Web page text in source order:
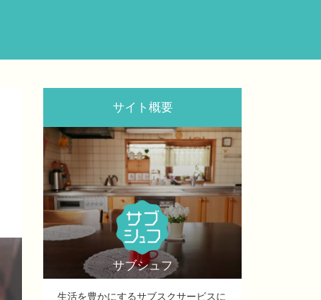
サイト概要
サブシュフ
生活を豊かにするサブスクサービスに